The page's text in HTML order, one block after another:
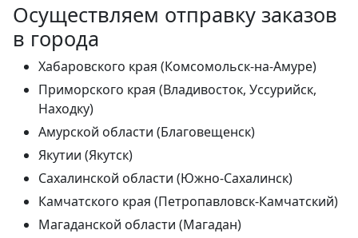
Осуществляем отправку заказов
в города
Хабаровского края (Комсомольск-на-Амуре)
Приморского края (Владивосток, Уссурийск,
Находку)
Амурской области (Благовещенск)
Якутии (Якутск)
Сахалинской области (Южно-Сахалинск)
Камчатского края (Петропавловск-Камчатский)
Магаданской области (Магадан)